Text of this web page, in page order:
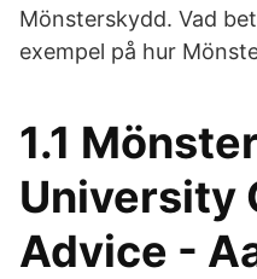
Mönsterskydd. Vad
exempel på hur
1.1
University
Advice -